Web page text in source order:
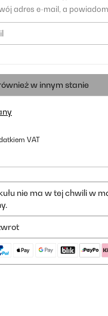
adres e-mail, a
w innym stanie
VAT
nie ma w tej chwili w